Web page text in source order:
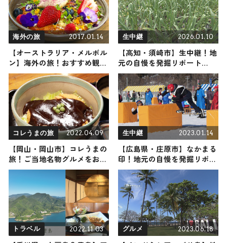
海外の旅 2017.01.14
【オーストラリア・メルボル
ン】海外の旅！おすすめ観光
スポットやグルメをリポート
生中継 2026.01.10
【高知・須崎市】生中継！地
元の自慢を発掘リポート
2026年1月10日放送
コレうまの旅 2022.04.09
【岡山・岡山市】コレうまの
旅！ご当地名物グルメをお届
け
生中継 2023.01.14
【広島県・庄原市】なかまる
印！地元の自慢を発掘リポー
ト
トラベル 2022.11.03 グルメ 2023.06.18